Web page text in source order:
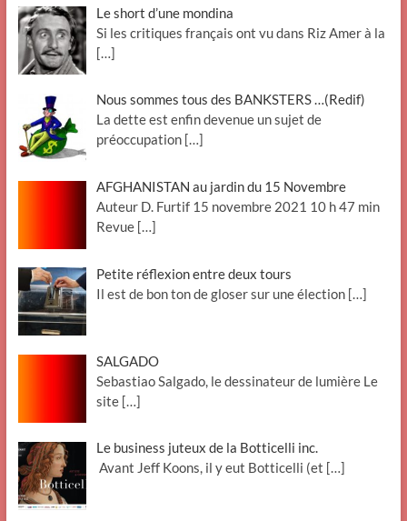
Le short d’une mondina
Si les critiques français ont vu dans Riz Amer à la
[…]
Nous sommes tous des BANKSTERS …(Redif)
La dette est enfin devenue un sujet de
préoccupation […]
AFGHANISTAN au jardin du 15 Novembre
Auteur D. Furtif 15 novembre 2021 10 h 47 min
Revue […]
Petite réflexion entre deux tours
Il est de bon ton de gloser sur une élection […]
SALGADO
Sebastiao Salgado, le dessinateur de lumière Le
site […]
Le business juteux de la Botticelli inc.
Avant Jeff Koons, il y eut Botticelli (et […]